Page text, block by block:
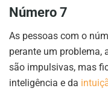
Número 7
As pessoas com o
perante um problema,
são impulsivas, mas
inteligência e da